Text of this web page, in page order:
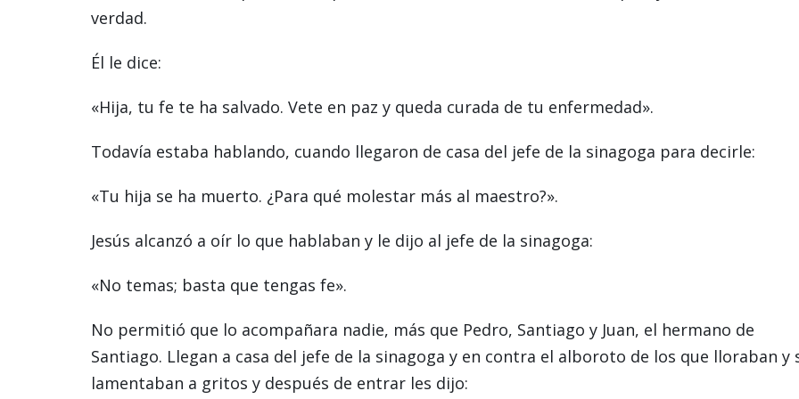
verdad.
Él le dice:
«Hija, tu fe te ha salvado. Vete en paz y queda curada de tu enfermedad».
Todavía estaba hablando, cuando llegaron de casa del jefe de la sinagoga para decirle:
«Tu hija se ha muerto. ¿Para qué molestar más al maestro?».
Jesús alcanzó a oír lo que hablaban y le dijo al jefe de la sinagoga:
«No temas; basta que tengas fe».
No permitió que lo acompañara nadie, más que Pedro, Santiago y Juan, el hermano de
Santiago. Llegan a casa del jefe de la sinagoga y en contra el alboroto de los que lloraban y
lamentaban a gritos y después de entrar les dijo: